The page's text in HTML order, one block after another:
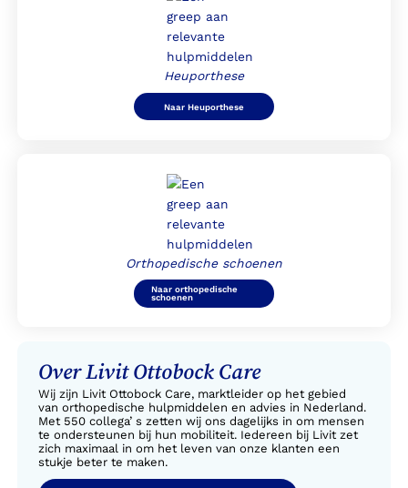
Heuporthese
Naar Heuporthese
Orthopedische schoenen
Naar orthopedische
schoenen
Over Livit Ottobock Care
Wij zijn Livit Ottobock Care, marktleider op het gebied
van orthopedische hulpmiddelen en advies in Nederland.
Met 550 collega’ s zetten wij ons dagelijks in om mensen
te ondersteunen bij hun mobiliteit. Iedereen bij Livit zet
zich maximaal in om het leven van onze klanten een
stukje beter te maken.